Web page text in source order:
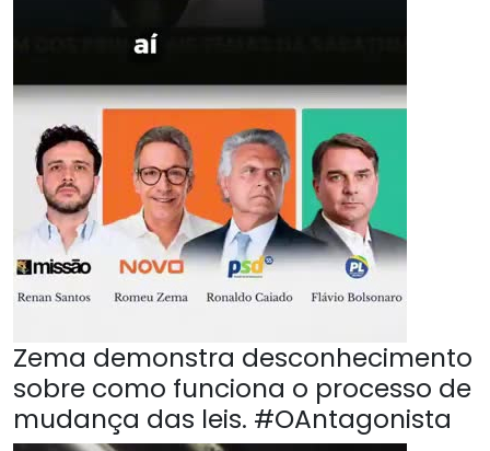
Zema demonstra desconhecimento
sobre como funciona o processo de
mudança das leis. #OAntagonista